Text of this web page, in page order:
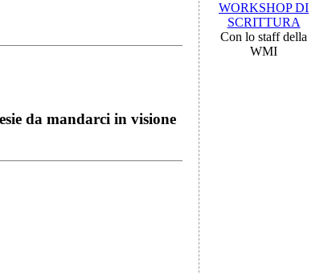
da mandarci in visione
WORKSHOP DI
SCRITTURA
Con lo staff della
WMI